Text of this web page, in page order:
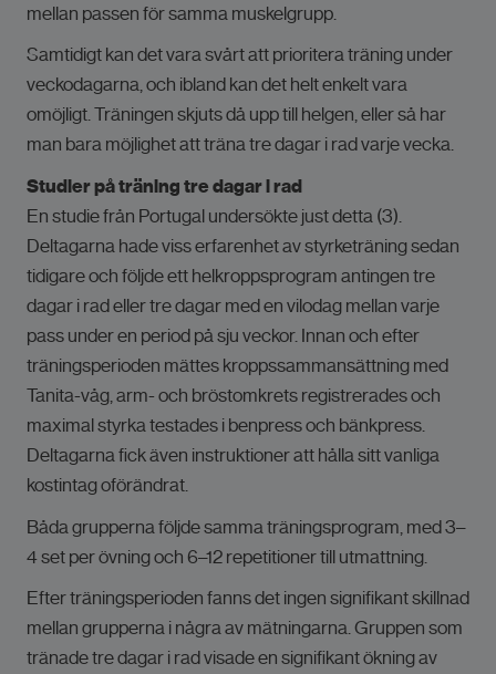
mellan passen för samma muskelgrupp.
Samtidigt kan det vara svårt att prioritera träning under
veckodagarna, och ibland kan det helt enkelt vara
omöjligt. Träningen skjuts då upp till helgen, eller så har
man bara möjlighet att träna tre dagar i rad varje vecka.
Studier på träning tre dagar i rad
En studie från Portugal undersökte just detta (3).
Deltagarna hade viss erfarenhet av styrketräning sedan
tidigare och följde ett helkroppsprogram antingen tre
dagar i rad eller tre dagar med en vilodag mellan varje
pass under en period på sju veckor. Innan och efter
träningsperioden mättes kroppssammansättning med
Tanita-våg, arm- och bröstomkrets registrerades och
maximal styrka testades i benpress och bänkpress.
Deltagarna fick även instruktioner att hålla sitt vanliga
kostintag oförändrat.
Båda grupperna följde samma träningsprogram, med 3–
4 set per övning och 6–12 repetitioner till utmattning.
Efter träningsperioden fanns det ingen signifikant skillnad
mellan grupperna i några av mätningarna. Gruppen som
tränade tre dagar i rad visade en signifikant ökning av